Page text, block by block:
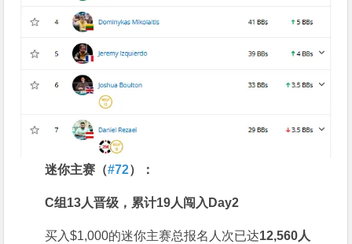
迷你主赛（#72）：
C组 13人晋级，累计19人闯入 Day2
买入$1,000的迷你主赛总报名人次已达12,560人